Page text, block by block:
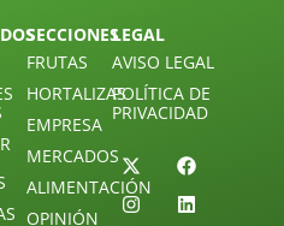
SECCIONES
FRUTAS
HORTALIZAS
EMPRESA
MERCADOS
ALIMENTACIÓN
OPINIÓN
LEGAL
AVISO LEGAL
POLÍTICA DE
PRIVACIDAD